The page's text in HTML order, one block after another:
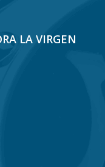
LA VIRGEN